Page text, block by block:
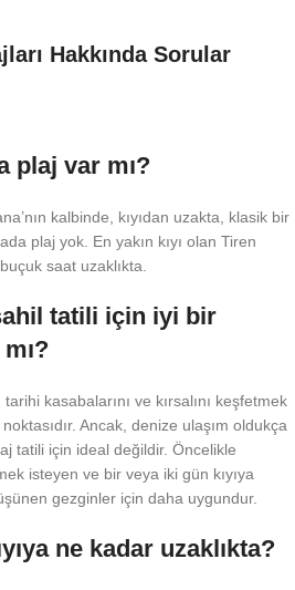
Hakkında Sorular
plaj var mı?
kalbinde, kıyıdan uzakta, klasik bir
plaj yok. En yakın kıyı olan Tiren
saat uzaklıkta.
tatili için iyi bir
kasabalarını ve kırsalını keşfetmek
Ancak, denize ulaşım oldukça
tatili için ideal değildir. Öncelikle
isteyen ve bir veya iki gün kıyıya
gezginler için daha uygundur.
ne kadar uzaklıkta?